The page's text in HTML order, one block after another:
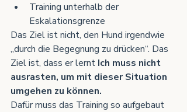
Training unterhalb der
Eskalationsgrenze
Das Ziel ist nicht, den Hund irgendwie
„durch die Begegnung zu drücken“. Das
Ziel ist, dass er lernt Ich muss nicht
ausrasten, um mit dieser Situation
umgehen zu können.
Dafür muss das Training so aufgebaut